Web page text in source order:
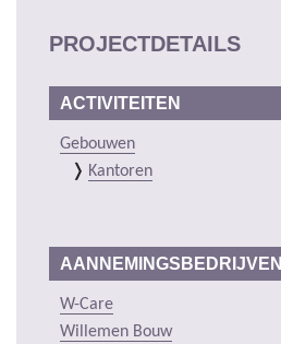
PROJECTDETAILS
ACTIVITEITEN
Gebouwen
Kantoren
AANNEMINGSBEDRIJVEN
W-Care
Willemen Bouw